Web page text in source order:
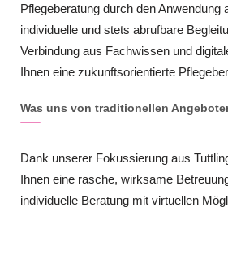
Pflegeberatung durch den Anwendung
individuelle und stets abrufbare
Verbindung aus Fachwissen und
Ihnen eine zukunftsorientierte
Was uns von traditionellen
Dank unserer Fokussierung aus
Ihnen eine rasche, wirksame
individuelle Beratung mit virtuellen